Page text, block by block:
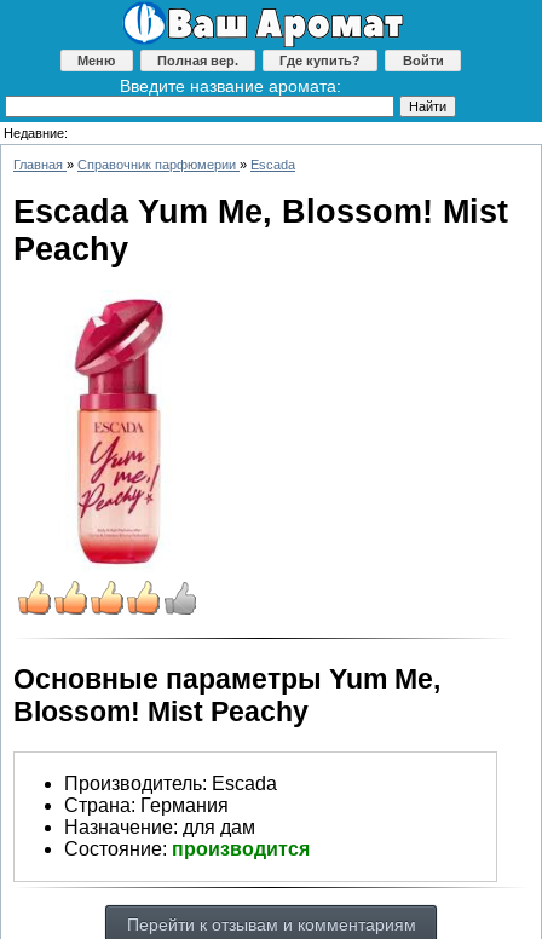
Меню Полная вер. Где купить? Войти
Введите название аромата:
Недавние:
Главная » Справочник парфюмерии » Escada
Escada Yum Me, Blossom! Mist
Peachy
Основные параметры Yum Me,
Blossom! Mist Peachy
Производитель: Escada
Страна: Германия
Назначение: для дам
Состояние: производится
Перейти к отзывам и комментариям